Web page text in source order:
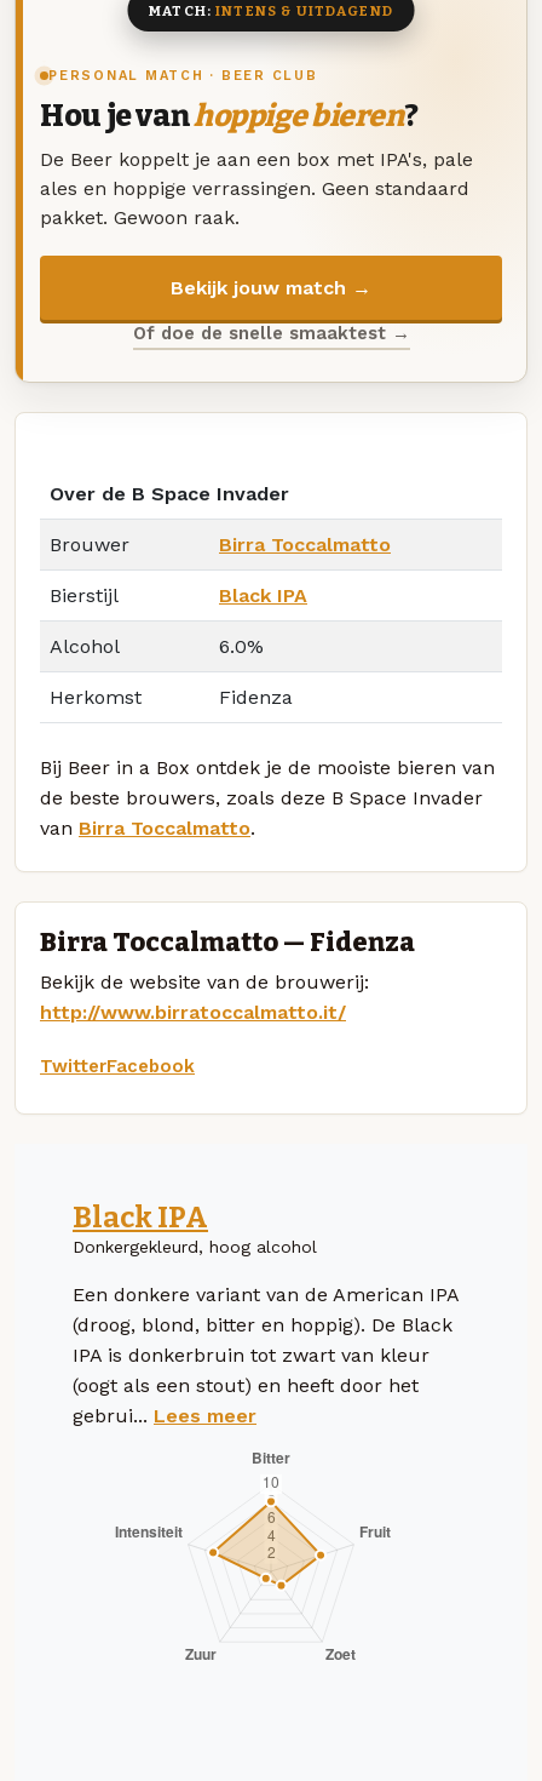
PERSONAL MATCH · BEER CLUB
Hou je vanhoppige bieren?
De Beer koppelt je aan een box met IPA's, pale
ales en hoppige verrassingen. Geen standaard
pakket. Gewoon raak.
Bekijk jouw match →
Of doe de snelle smaaktest →
MATCH:INTENS & UITDAGEND
Over de B Space Invader
Brouwer Birra Toccalmatto
Bierstijl Black IPA
Alcohol 6.0%
Herkomst Fidenza
Bij Beer in a Box ontdek je de mooiste bieren van
de beste brouwers, zoals deze B Space Invader
van Birra Toccalmatto.
Birra Toccalmatto — Fidenza
Bekijk de website van de brouwerij:
http://www.birratoccalmatto.it/
TwitterFacebook
Black IPA
Donkergekleurd, hoog alcohol
Een donkere variant van de American IPA
(droog, blond, bitter en hoppig). De Black
IPA is donkerbruin tot zwart van kleur
(oogt als een stout) en heeft door het
gebrui... Lees meer